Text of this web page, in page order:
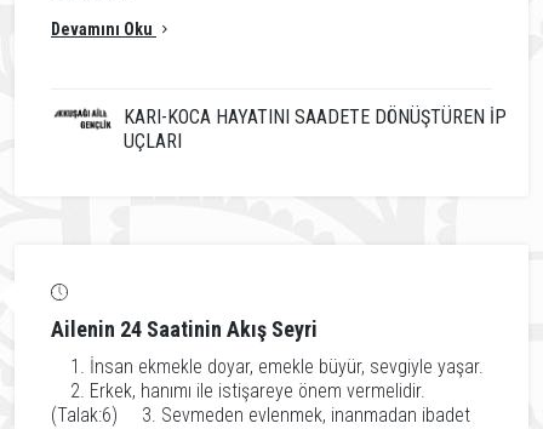
Devamını Oku
KARI-KOCA HAYATINI SAADETE DÖNÜŞTÜREN İP
UÇLARI
Ailenin 24 Saatinin Akış Seyri
1. İnsan ekmekle doyar, emekle büyür, sevgiyle yaşar.
2. Erkek, hanımı ile istişareye önem vermelidir.
(Talak:6) 3. Sevmeden evlenmek, inanmadan ibadet